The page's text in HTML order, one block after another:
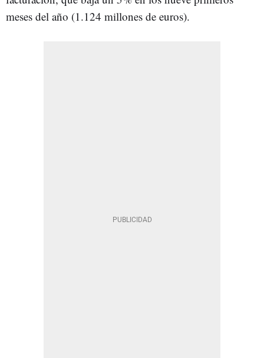
meses del año (1.124 millones de euros).